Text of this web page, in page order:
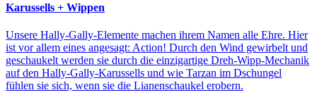
Karussells + Wippen
Unsere Hally-Gally-Elemente machen ihrem Namen alle Ehre. Hier
ist vor allem eines angesagt: Action! Durch den Wind gewirbelt und
geschaukelt werden sie durch die einzigartige Dreh-Wipp-Mechanik
auf den Hally-Gally-Karussells und wie Tarzan im Dschungel
fühlen sie sich, wenn sie die Lianenschaukel erobern.